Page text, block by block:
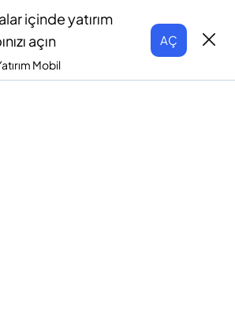
içinde yatırım
açın
Mobil
AÇ